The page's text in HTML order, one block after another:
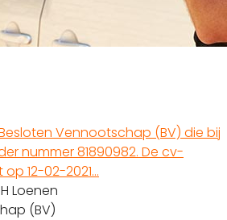
Vennootschap (BV) die bij
nummer 81890982. De cv-
12-02-2021…
Loenen
(BV)